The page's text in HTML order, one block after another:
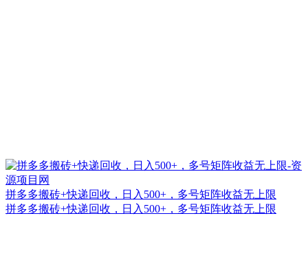
拼多多搬砖+快递回收，日入500+，多号矩阵收益无上限
拼多多搬砖+快递回收，日入500+，多号矩阵收益无上限